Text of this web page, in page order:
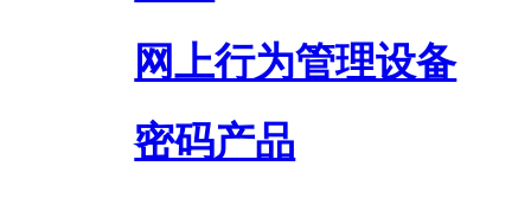
网上行为管理设备
密码产品